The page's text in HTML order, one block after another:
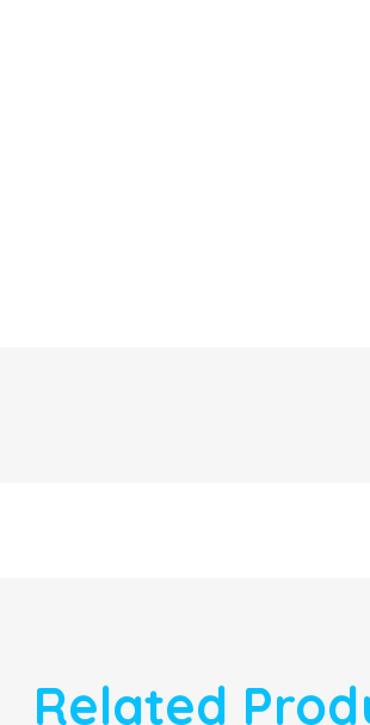
Related